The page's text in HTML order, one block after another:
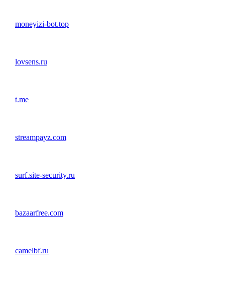
moneyizi-bot.top
lovsens.ru
t.me
streampayz.com
surf.site-security.ru
bazaarfree.com
camelbf.ru